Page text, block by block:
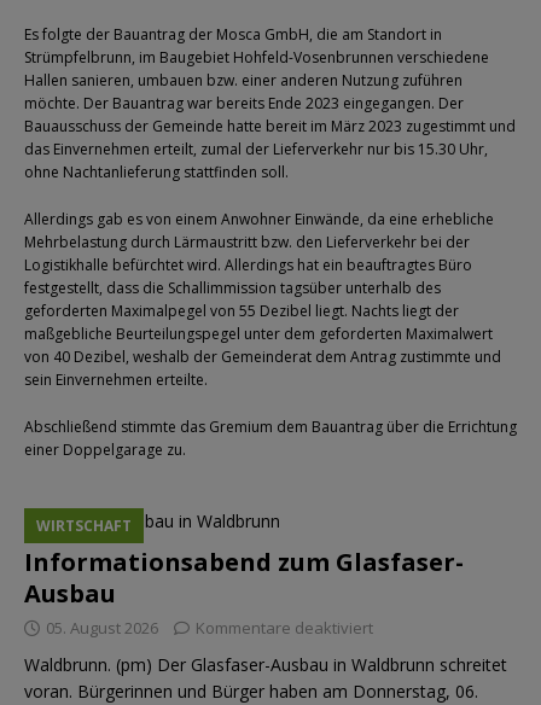
Es folgte der Bauantrag der Mosca GmbH, die am Standort in
Strümpfelbrunn, im Baugebiet Hohfeld-Vosenbrunnen verschiedene
Hallen sanieren, umbauen bzw. einer anderen Nutzung zuführen
möchte. Der Bauantrag war bereits Ende 2023 eingegangen. Der
Bauausschuss der Gemeinde hatte bereit im März 2023 zugestimmt und
das Einvernehmen erteilt, zumal der Lieferverkehr nur bis 15.30 Uhr,
ohne Nachtanlieferung stattfinden soll.
Allerdings gab es von einem Anwohner Einwände, da eine erhebliche
Mehrbelastung durch Lärmaustritt bzw. den Lieferverkehr bei der
Logistikhalle befürchtet wird. Allerdings hat ein beauftragtes Büro
festgestellt, dass die Schallimmission tagsüber unterhalb des
geforderten Maximalpegel von 55 Dezibel liegt. Nachts liegt der
maßgebliche Beurteilungspegel unter dem geforderten Maximalwert
von 40 Dezibel, weshalb der Gemeinderat dem Antrag zustimmte und
sein Einvernehmen erteilte.
Abschließend stimmte das Gremium dem Bauantrag über die Errichtung
einer Doppelgarage zu.
Informationsabend zum Glasfaser-
Ausbau
WIRTSCHAFT
05. August 2026 Kommentare deaktiviert
Waldbrunn. (pm) Der Glasfaser-Ausbau in Waldbrunn schreitet
voran. Bürgerinnen und Bürger haben am Donnerstag, 06.